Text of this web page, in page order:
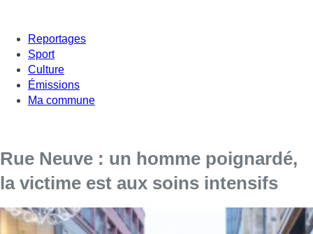
Reportages
Sport
Culture
Émissions
Ma commune
Rue Neuve : un homme poignardé,
la victime est aux soins intensifs